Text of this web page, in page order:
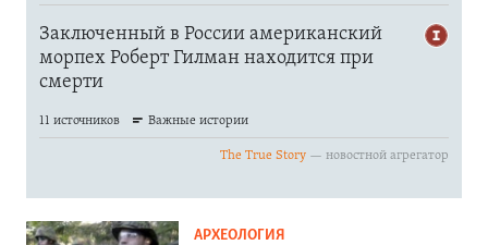
АРХЕОЛОГИЯ